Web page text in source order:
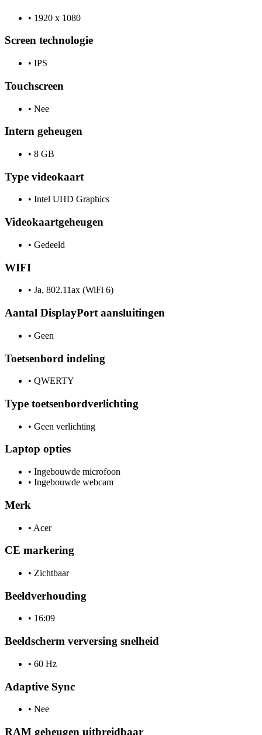
• 1920 x 1080
Screen technologie
• IPS
Touchscreen
• Nee
Intern geheugen
• 8 GB
Type videokaart
• Intel UHD Graphics
Videokaartgeheugen
• Gedeeld
WIFI
• Ja, 802.11ax (WiFi 6)
Aantal DisplayPort aansluitingen
• Geen
Toetsenbord indeling
• QWERTY
Type toetsenbordverlichting
• Geen verlichting
Laptop opties
• Ingebouwde microfoon
• Ingebouwde webcam
Merk
• Acer
CE markering
• Zichtbaar
Beeldverhouding
• 16:09
Beeldscherm verversing snelheid
• 60 Hz
Adaptive Sync
• Nee
RAM geheugen uitbreidbaar